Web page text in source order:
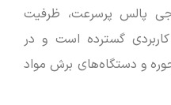
پالس پرسرعت، ظرفیت
کاربردی گسترده است و در
و دستگاه‌های برش مواد